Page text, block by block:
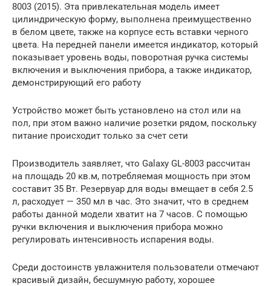
8003 (2015). Эта привлекательная модель имеет
цилиндрическую форму, выполнена преимущественно
в белом цвете, также на корпусе есть вставки черного
цвета. На передней панели имеется индикатор, который
показывает уровень воды, поворотная ручка системы
включения и выключения прибора, а также индикатор,
демонстрирующий его работу
Устройство может быть установлено на стол или на
пол, при этом важно наличие розетки рядом, поскольку
питание происходит только за счет сети
Производитель заявляет, что Galaxy GL-8003 рассчитан
на площадь 20 кв.м, потребляемая мощность при этом
составит 35 Вт. Резервуар для воды вмещает в себя 2.5
л, расходует — 350 мл в час. Это значит, что в среднем
работы данной модели хватит на 7 часов. С помощью
ручки включения и выключения прибора можно
регулировать интенсивность испарения воды.
Среди достоинств увлажнителя пользователи отмечают
красивый дизайн, бесшумную работу, хорошее